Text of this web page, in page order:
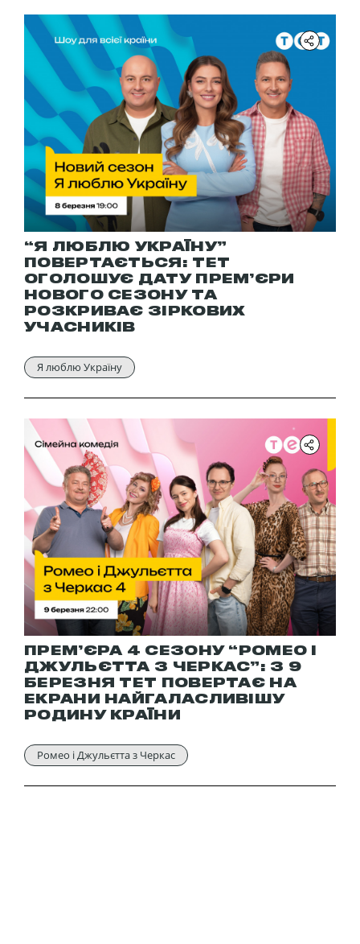
“Я ЛЮБЛЮ УКРАЇНУ”
ПОВЕРТАЄТЬСЯ: ТЕТ
ОГОЛОШУЄ ДАТУ ПРЕМ’ЄРИ
НОВОГО СЕЗОНУ ТА
РОЗКРИВАЄ ЗІРКОВИХ
УЧАСНИКІВ
Я люблю Україну
ПРЕМ’ЄРА 4 СЕЗОНУ “РОМЕО І
ДЖУЛЬЄТТА З ЧЕРКАС”: З 9
БЕРЕЗНЯ ТЕТ ПОВЕРТАЄ НА
ЕКРАНИ НАЙГАЛАСЛИВІШУ
РОДИНУ КРАЇНИ
Ромео і Джульєтта з Черкас